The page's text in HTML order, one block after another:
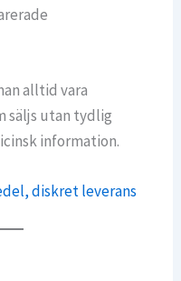
alltid vara
säljs utan tydlig
information.
diskret leverans